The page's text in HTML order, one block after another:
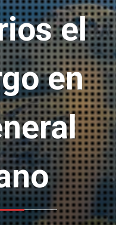
el
en